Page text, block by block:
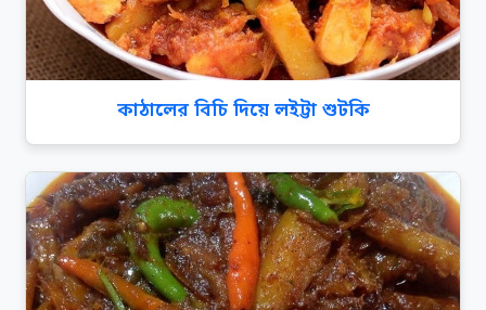
কাঠালের বিচি দিয়ে লইট্টা শুটকি